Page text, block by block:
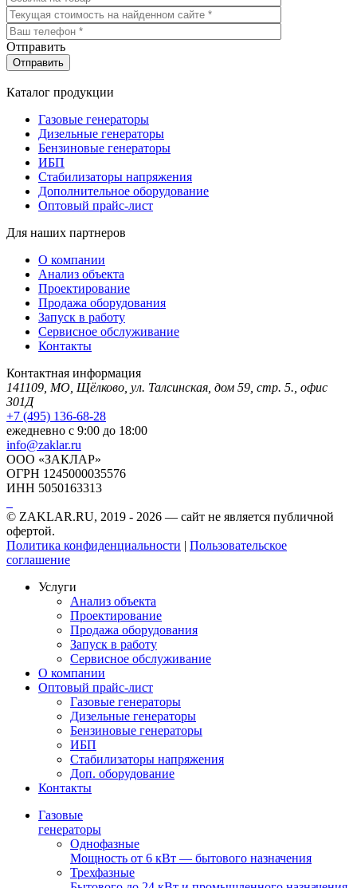
Отправить
Каталог продукции
Газовые генераторы
Дизельные генераторы
Бензиновые генераторы
ИБП
Стабилизаторы напряжения
Дополнительное оборудование
Оптовый прайс-лист
Для наших партнеров
О компании
Анализ объекта
Проектирование
Продажа оборудования
Запуск в работу
Сервисное обслуживание
Контакты
Контактная информация
141109, МО, Щёлково, ул. Талсинская, дом 59, стр. 5., офис
301Д
+7 (495) 136-68-28
ежедневно с 9:00 до 18:00
info@zaklar.ru
ООО «ЗАКЛАР»
ОГРН 1245000035576
ИНН 5050163313
© ZAKLAR.RU, 2019 - 2026 — cайт не является публичной
офертой.
Политика конфиденциальности | Пользовательское
соглашение
Услуги
Анализ объекта
Проектирование
Продажа оборудования
Запуск в работу
Сервисное обслуживание
О компании
Оптовый прайс-лист
Газовые генераторы
Дизельные генераторы
Бензиновые генераторы
ИБП
Стабилизаторы напряжения
Доп. оборудование
Контакты
Газовые
генераторы
Однофазные
Мощность от 6 кВт — бытового назначения
Трехфазные